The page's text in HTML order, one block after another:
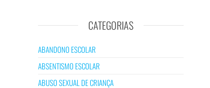
CATEGORIAS
ABANDONO ESCOLAR
ABSENTISMO ESCOLAR
ABUSO SEXUAL DE CRIANÇA